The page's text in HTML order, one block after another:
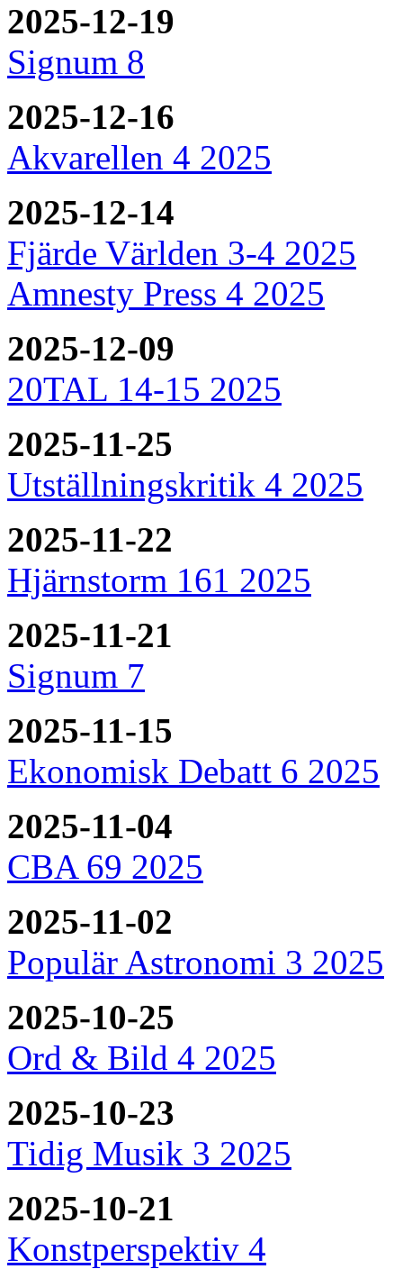
2025-12-19
Signum 8
2025-12-16
Akvarellen 4 2025
2025-12-14
Fjärde Världen 3-4 2025
Amnesty Press 4 2025
2025-12-09
20TAL 14-15 2025
2025-11-25
Utställningskritik 4 2025
2025-11-22
Hjärnstorm 161 2025
2025-11-21
Signum 7
2025-11-15
Ekonomisk Debatt 6 2025
2025-11-04
CBA 69 2025
2025-11-02
Populär Astronomi 3 2025
2025-10-25
Ord & Bild 4 2025
2025-10-23
Tidig Musik 3 2025
2025-10-21
Konstperspektiv 4